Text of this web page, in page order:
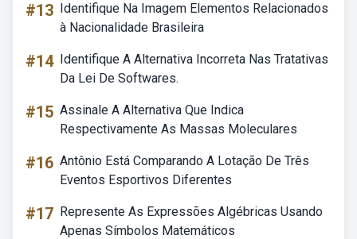
#13 Identifique Na Imagem Elementos Relacionados
à Nacionalidade Brasileira
#14 Identifique A Alternativa Incorreta Nas Tratativas
Da Lei De Softwares.
#15 Assinale A Alternativa Que Indica
Respectivamente As Massas Moleculares
#16 Antônio Está Comparando A Lotação De Três
Eventos Esportivos Diferentes
#17 Represente As Expressões Algébricas Usando
Apenas Símbolos Matemáticos